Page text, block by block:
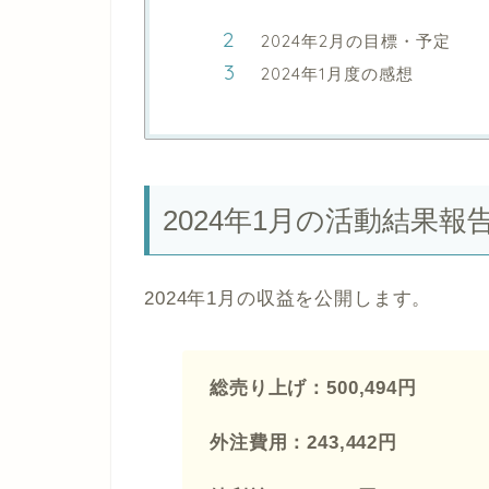
2024年2月の目標・予定
2024年1月度の感想
2024年1月の活動結果報
2024年1月の収益を公開します。
総売り上げ：500,494円
外注費用：243,442円